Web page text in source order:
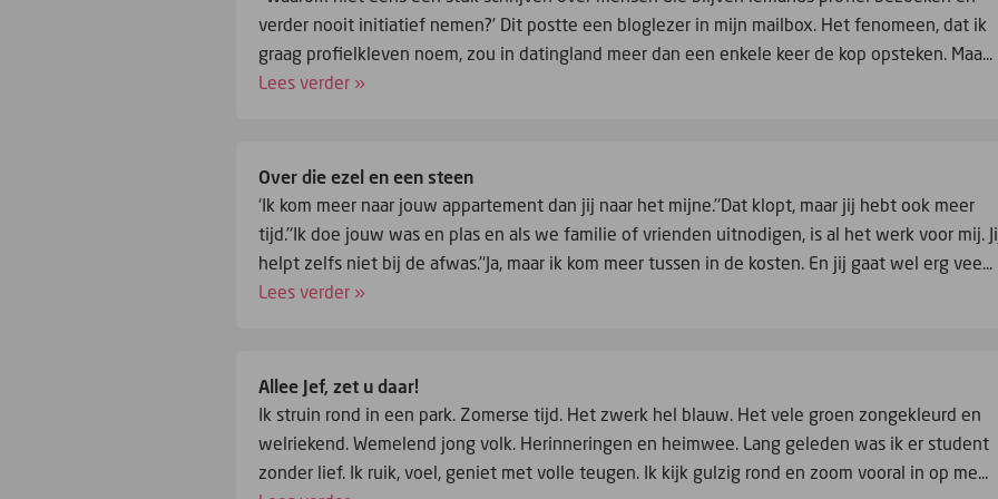
verder nooit initiatief nemen?’ Dit postte een bloglezer in mijn mailbox. Het fenomeen, dat ik
graag profielkleven noem, zou in datingland meer dan een enkele keer de kop opsteken. Maa...
Lees verder »
Over die ezel en een steen
‘Ik kom meer naar jouw appartement dan jij naar het mijne.’‘Dat klopt, maar jij hebt ook meer
tijd.’‘Ik doe jouw was en plas en als we familie of vrienden uitnodigen, is al het werk voor mij.
helpt zelfs niet bij de afwas.’‘Ja, maar ik kom meer tussen in de kosten. En jij gaat wel erg vee...
Lees verder »
Allee Jef, zet u daar!
Ik struin rond in een park. Zomerse tijd. Het zwerk hel blauw. Het vele groen zongekleurd en
welriekend. Wemelend jong volk. Herinneringen en heimwee. Lang geleden was ik er student
zonder lief. Ik ruik, voel, geniet met volle teugen. Ik kijk gulzig rond en zoom vooral in op me...